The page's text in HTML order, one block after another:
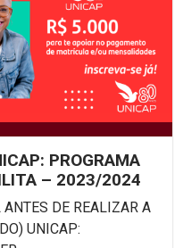
PROGRAMA
– 2023/2024
DE REALIZAR A